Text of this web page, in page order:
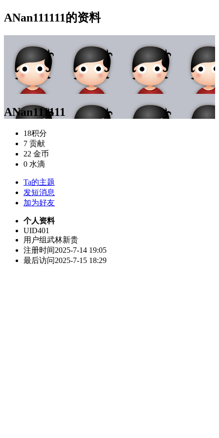
ANan111111的资料
ANan111111
18积分
7 贡献
22 金币
0 水滴
Ta的主题
发短消息
加为好友
个人资料
UID401
用户组武林新贵
注册时间2025-7-14 19:05
最后访问2025-7-15 18:29